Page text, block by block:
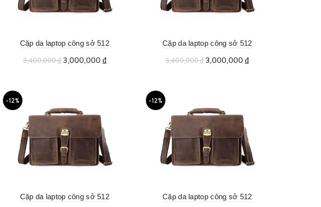
Cặp da laptop công sở 512
3,400,000₫ 3,000,000₫
Cặp da laptop công sở 512
3,400,000₫ 3,000,000₫
-12%
Cặp da laptop công sở 512
-12%
Cặp da laptop công sở 512